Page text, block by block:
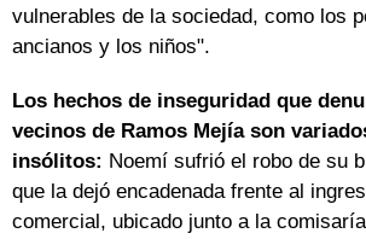
vulnerables de la sociedad, como los
ancianos y los niños".
Los hechos de inseguridad que
vecinos de Ramos Mejía son
insólitos: Noemí sufrió el robo de su
que la dejó encadenada frente al
comercial, ubicado junto a la